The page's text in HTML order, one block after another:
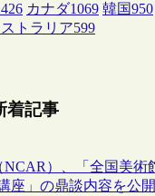
カナダ1069 韓国950
トラリア599
着記事
）、「全国美術
座」の鼎談内容を公開